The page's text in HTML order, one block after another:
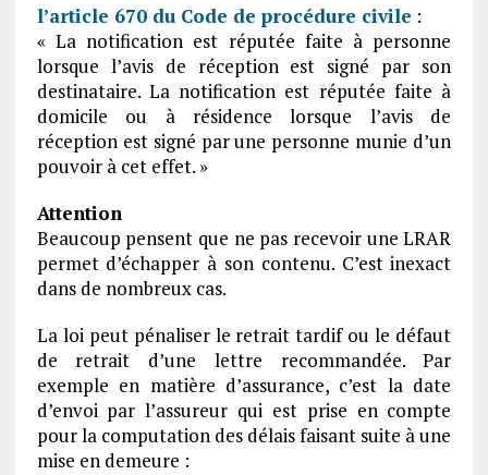
l’article 670 du Code de procédure civile :
« La notification est réputée faite à personne
lorsque l’avis de réception est signé par son
destinataire. La notification est réputée faite à
domicile ou à résidence lorsque l’avis de
réception est signé par une personne munie d’un
pouvoir à cet effet. »
Attention
Beaucoup pensent que ne pas recevoir une LRAR
permet d’échapper à son contenu. C’est inexact
dans de nombreux cas.
La loi peut pénaliser le retrait tardif ou le défaut
de retrait d’une lettre recommandée. Par
exemple en matière d’assurance, c’est la date
d’envoi par l’assureur qui est prise en compte
pour la computation des délais faisant suite à une
mise en demeure :